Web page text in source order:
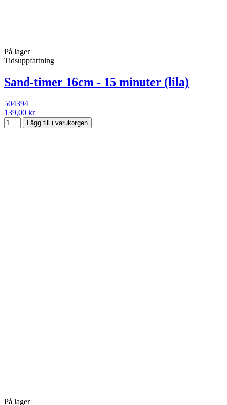
På lager
Tidsuppfattning
Sand-timer 16cm - 15 minuter (lila)
504394
139,00 kr
Lägg till i varukorgen
På lager